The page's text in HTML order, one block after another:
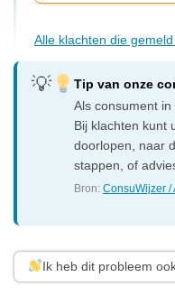
Alle klachten die
Tip van onze
Als consument
Bij klachten kunt
doorlopen, naar
stappen, of
Bron:ConsuWijzer /
Ik heb dit probleem